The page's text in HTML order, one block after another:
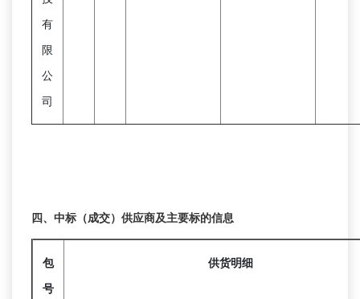
有
限
公
司
四、中标（成交）供应商及主要标的信息
包
号
供货明细